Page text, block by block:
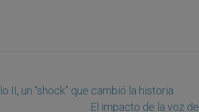
II, un “shock” que cambió la historia
El impacto de la voz